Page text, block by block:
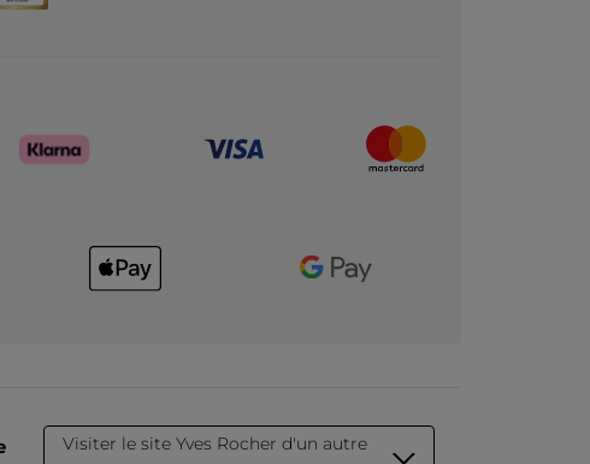
Visiter le site Yves Rocher d'un autre